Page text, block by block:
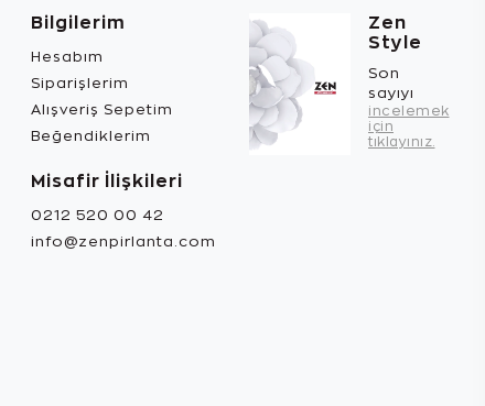
Bilgilerim
Hesabım
Siparişlerim
Alışveriş Sepetim
Beğendiklerim
Misafir İlişkileri
0212 520 00 42
info@zenpirlanta.com
Zen
Style
Son
sayıyı
incelemek
için
tıklayınız.